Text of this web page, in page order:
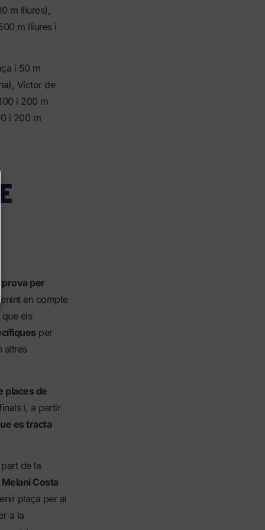
m lliures),
m lliures i
i 50 m
Víctor de
i 200 m
i 200 m
prova per
en compte
els
per
altres
places de
i, a partir
es tracta
de la
Melani Costa
plaça per al
a la